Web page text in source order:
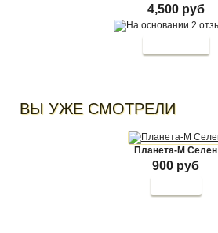
4,500 руб
ВЫ УЖЕ СМОТРЕЛИ
Планета-М Селен
900 руб